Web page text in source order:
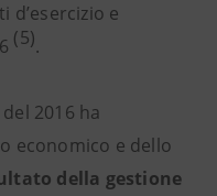
e
(5).
2016 ha
economico e dello
della gestione